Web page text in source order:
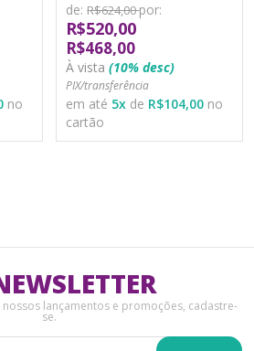
no
de: R$624,00por:
R$520,00
R$468,00
À vista (10% desc)
PIX/transferência
em até 5x de R$104,00 no
cartão
lançamentos e promoções, cadastre-
se.